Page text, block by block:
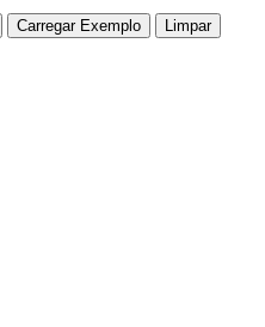
Carregar Exemplo Limpar